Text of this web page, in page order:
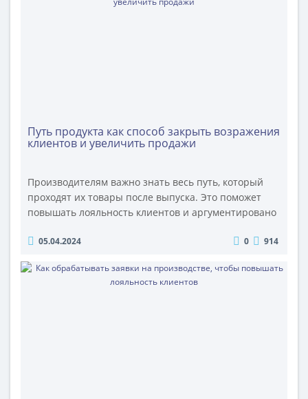
помощью нанесения изображения. В этом случае
Путь продукта как способ закрыть возражения
клиентов и увеличить продажи
Производителям важно знать весь путь, который
проходят их товары после выпуска. Это поможет
повышать лояльность клиентов и аргументировано
техзадания. деловая среда обратилась к Полине
«ОПТИМПАК», чтобы узнать, как понимание пути
продукта помогает в продажах ОПТИМПАК -
05.04.2024 0 914